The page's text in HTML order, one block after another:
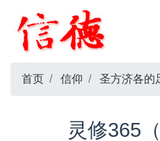
首页 信仰 圣方济各的
灵修365